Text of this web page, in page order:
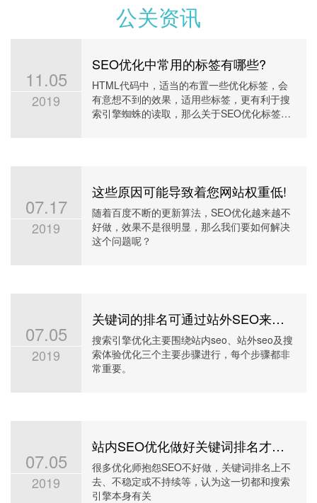
公关资讯
11.05
2019
SEO优化中常用的标签有哪些?
HTML代码中，适当的布置一些优化标签，会
有意想不到的效果，适用些标签，更有利于搜
索引擎蜘蛛的读取，那么关于SEO优化标签的
07.17
2019
这些原因可能导致着您网站权重低!
随着百度不断的更新算法，SEO优化越来越不
好做，效果不是很明显，那么我们要如何解决
这个问题呢？
07.05
2019
关键词的排名可通过站外SEO来提高
搜索引擎优化主要围绕站内seo、站外seo及搜
索体验优化三个主要步骤进行，每个步骤都非
常重要。
07.05
2019
站内SEO优化做好关键词排名才跟稳定
很多优化师抱怨SEO不好做，关键词排名上不
去、不稳定或不持续等，认为这一切都和搜索
引擎本身有关